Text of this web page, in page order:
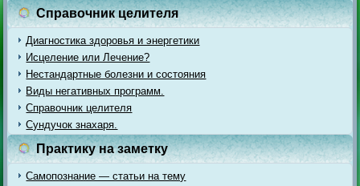
Справочник целителя
Диагностика здоровья и энергетики
Исцеление или Лечение?
Нестандартные болезни и состояния
Виды негативных программ.
Справочник целителя
Сундучок знахаря.
Практику на заметку
Самопознание — статьи на тему